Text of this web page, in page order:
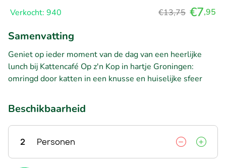
Verkocht: 940 €13,75 €7,95
Samenvatting
Geniet op ieder moment van de dag van een heerlijke
lunch bij Kattencafé Op z'n Kop in hartje Groningen:
omringd door katten in een knusse en huiselijke sfeer
Beschikbaarheid
2 Personen